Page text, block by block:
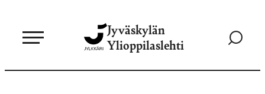
sisältöön
Jyväskylän
Ylioppilaslehti
Siirry